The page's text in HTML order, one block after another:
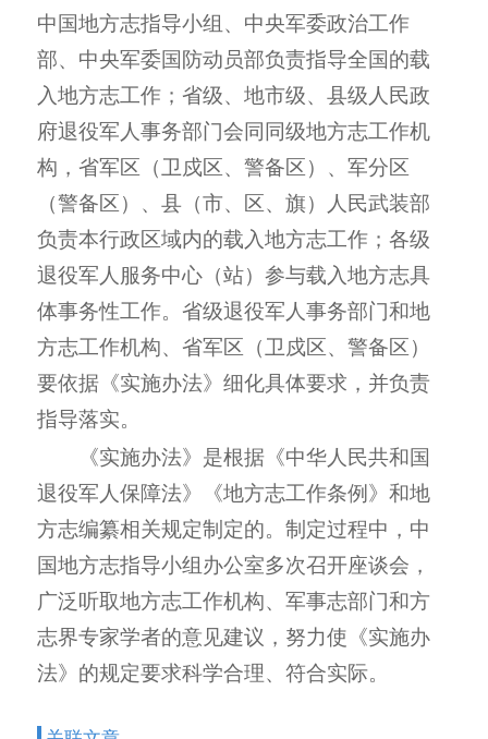
中国地方志指导小组、中央军委政治工作
部、中央军委国防动员部负责指导全国的载
入地方志工作；省级、地市级、县级人民政
府退役军人事务部门会同同级地方志工作机
构，省军区（卫戍区、警备区）、军分区
（警备区）、县（市、区、旗）人民武装部
负责本行政区域内的载入地方志工作；各级
退役军人服务中心（站）参与载入地方志具
体事务性工作。省级退役军人事务部门和地
方志工作机构、省军区（卫戍区、警备区）
要依据《实施办法》细化具体要求，并负责
指导落实。
《实施办法》是根据《中华人民共和国
退役军人保障法》《地方志工作条例》和地
方志编纂相关规定制定的。制定过程中，中
国地方志指导小组办公室多次召开座谈会，
广泛听取地方志工作机构、军事志部门和方
志界专家学者的意见建议，努力使《实施办
法》的规定要求科学合理、符合实际。